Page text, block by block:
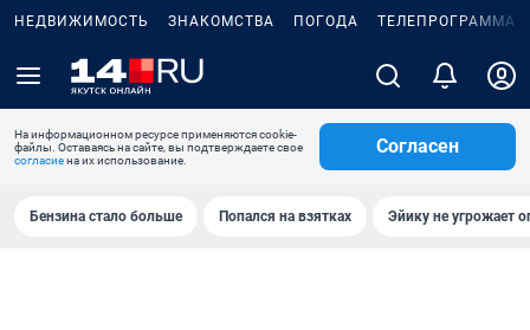
НЕДВИЖИМОСТЬ ЗНАКОМСТВА ПОГОДА ТЕЛЕПРОГРАММА
На информационном ресурсе применяются cookie-
файлы. Оставаясь на сайте, вы подтверждаете свое
согласиена их использование.
Согласен
Бензина стало больше Попался на взятках Эйику не угрожает